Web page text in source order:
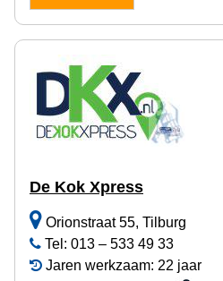
De Kok Xpress
Orionstraat 55, Tilburg
Tel: 013 – 533 49 33
Jaren werkzaam: 22 jaar